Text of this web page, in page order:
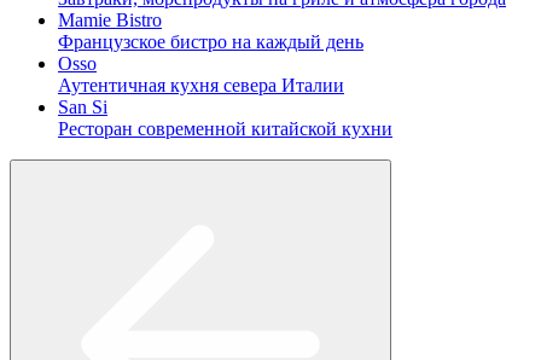
Mamie Bistro
Французское бистро на каждый день
Osso
Аутентичная кухня севера Италии
San Si
Ресторан современной китайской кухни